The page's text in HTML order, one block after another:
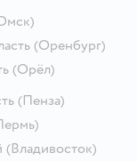
(Оренбург)
(Орёл)
(Пенза)
(Владивосток)